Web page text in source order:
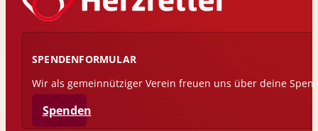
SPENDENFORMULAR
Wir als gemeinnütziger Verein freuen uns über deine
Spenden